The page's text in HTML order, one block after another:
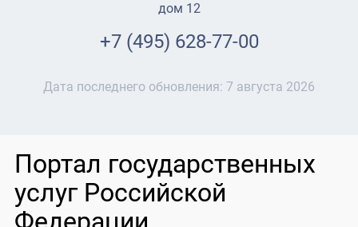
дом 12
+7 (495) 628-77-00
Дата последнего обновления: 7 августа 2026
Портал государственных
услуг Российской